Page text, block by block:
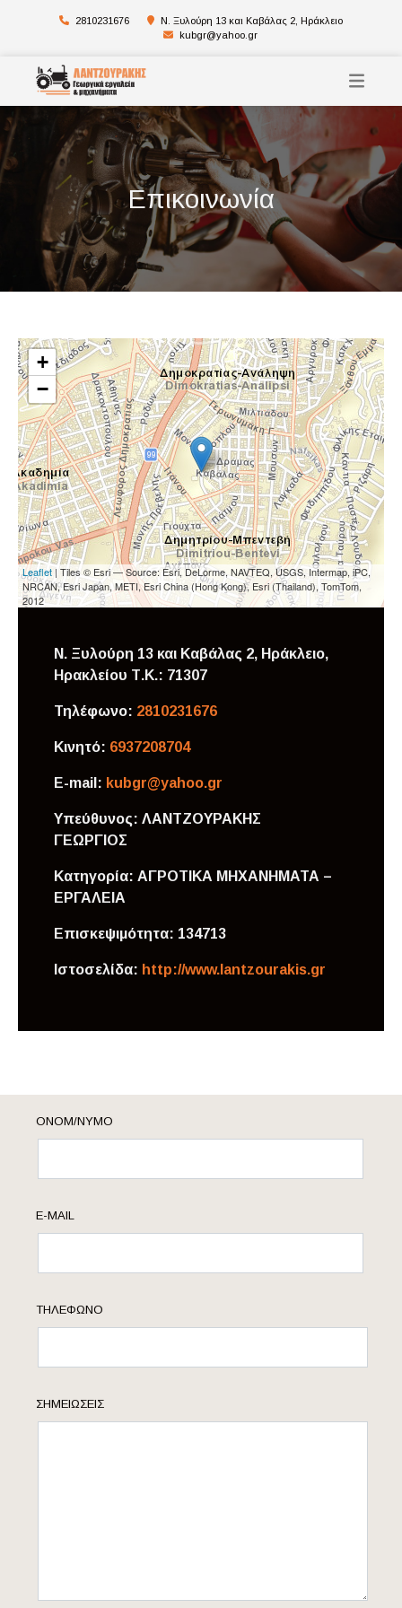
2810231676
Ν. Ξυλούρη 13 και Καβάλας 2, Ηράκλειο
kubgr@yahoo.gr
Επικοινωνία
+
−
Leaflet | Tiles © Esri — Source: Esri, DeLorme, NAVTEQ, USGS, Intermap, iPC,
NRCAN, Esri Japan, METI, Esri China (Hong Kong), Esri (Thailand), TomTom,
2012
Ν. Ξυλούρη 13 και Καβάλας 2, Ηράκλειο,
Ηρακλείου Τ.Κ.: 71307
Τηλέφωνο: 2810231676
Κινητό: 6937208704
E-mail: kubgr@yahoo.gr
Υπεύθυνος: ΛΑΝΤΖΟΥΡΑΚΗΣ
ΓΕΩΡΓΙΟΣ
Κατηγορία: ΑΓΡΟΤΙΚΑ ΜΗΧΑΝΗΜΑΤΑ –
ΕΡΓΑΛΕΙΑ
Επισκεψιμότητα: 134713
Ιστοσελίδα: http://www.lantzourakis.gr
ΟΝΟΜ/ΝΥΜΟ
E-MAIL
ΤΗΛΈΦΩΝΟ
ΣΗΜΕΙΏΣΕΙΣ